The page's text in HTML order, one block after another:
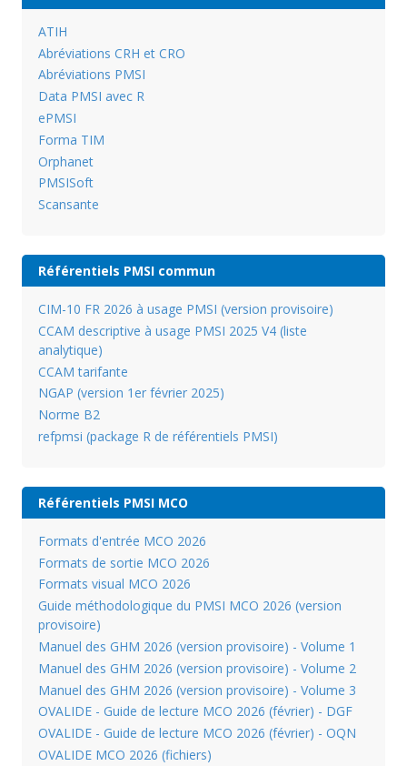
ATIH
Abréviations CRH et CRO
Abréviations PMSI
Data PMSI avec R
ePMSI
Forma TIM
Orphanet
PMSISoft
Scansante
Référentiels PMSI commun
CIM-10 FR 2026 à usage PMSI (version provisoire)
CCAM descriptive à usage PMSI 2025 V4 (liste
analytique)
CCAM tarifante
NGAP (version 1er février 2025)
Norme B2
refpmsi (package R de référentiels PMSI)
Référentiels PMSI MCO
Formats d'entrée MCO 2026
Formats de sortie MCO 2026
Formats visual MCO 2026
Guide méthodologique du PMSI MCO 2026 (version
provisoire)
Manuel des GHM 2026 (version provisoire) - Volume 1
Manuel des GHM 2026 (version provisoire) - Volume 2
Manuel des GHM 2026 (version provisoire) - Volume 3
OVALIDE - Guide de lecture MCO 2026 (février) - DGF
OVALIDE - Guide de lecture MCO 2026 (février) - OQN
OVALIDE MCO 2026 (fichiers)